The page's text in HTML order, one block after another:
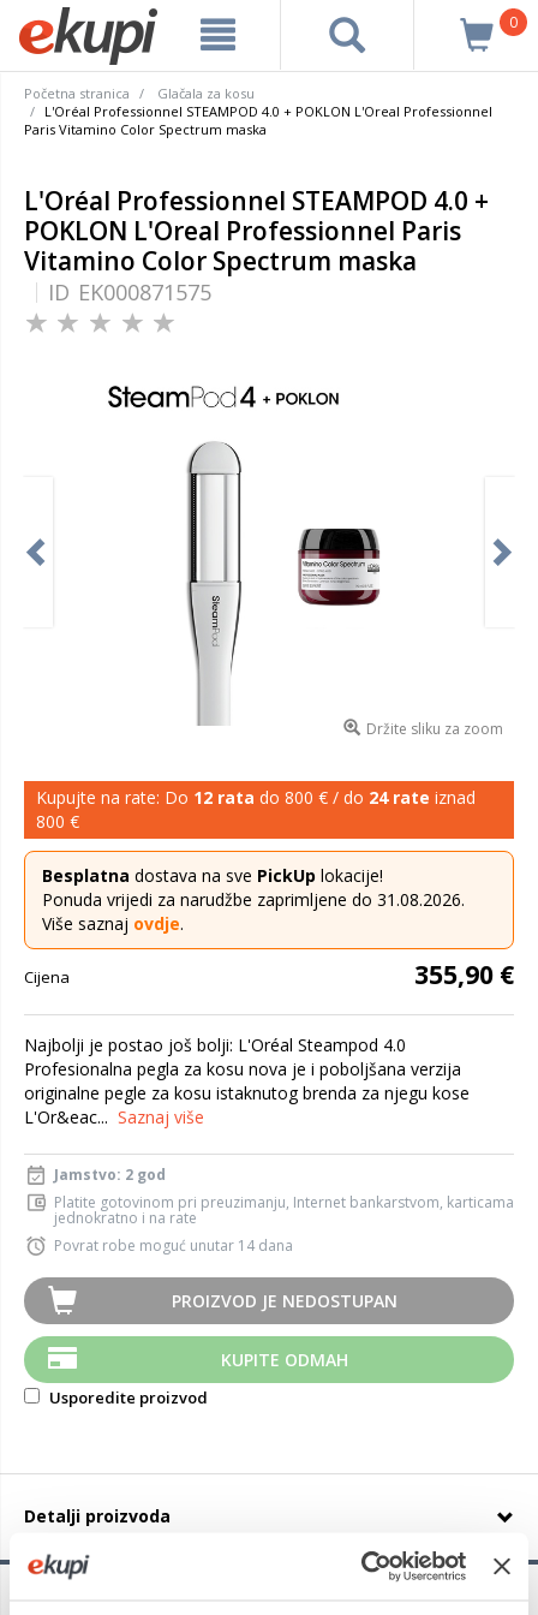
0
Početna stranica
Glačala za kosu
L'Oréal Professionnel STEAMPOD 4.0 + POKLON L'Oreal Professionnel
Paris Vitamino Color Spectrum maska
L'Oréal Professionnel STEAMPOD 4.0 +
POKLON L'Oreal Professionnel Paris
Vitamino Color Spectrum maska
ID EK000871575
Držite sliku za zoom
Kupujte na rate: Do 12 rata do 800 € / do 24 rate iznad
800 €
Besplatna dostava na sve PickUp lokacije!
Ponuda vrijedi za narudžbe zaprimljene do 31.08.2026.
Više saznaj ovdje.
Cijena 355,90 €
Najbolji je postao još bolji: L'Oréal Steampod 4.0
Profesionalna pegla za kosu nova je i poboljšana verzija
originalne pegle za kosu istaknutog brenda za njegu kose
L'Or&eac... Saznaj više
Jamstvo: 2 god
Platite gotovinom pri preuzimanju, Internet bankarstvom, karticama
jednokratno i na rate
Povrat robe moguć unutar 14 dana
PROIZVOD JE NEDOSTUPAN
KUPITE ODMAH
Usporedite proizvod
Detalji proizvoda